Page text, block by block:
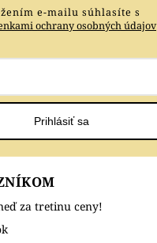
za tretinu ceny!
e-mailu súhlasíte s
ochrany osobných údajov
Prihlásiť sa